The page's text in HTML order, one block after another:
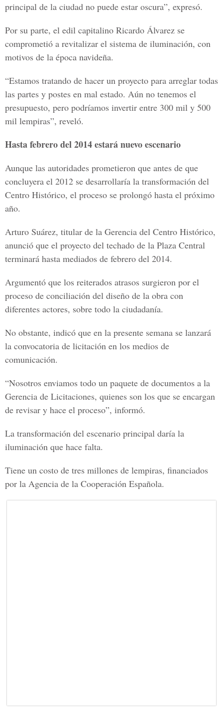
principal de la ciudad no puede estar oscura”, expresó.
Por su parte, el edil capitalino Ricardo Álvarez se
comprometió a revitalizar el sistema de iluminación, con
motivos de la época navideña.
“Estamos tratando de hacer un proyecto para arreglar todas
las partes y postes en mal estado. Aún no tenemos el
presupuesto, pero podríamos invertir entre 300 mil y 500
mil lempiras”, reveló.
Hasta febrero del 2014 estará nuevo escenario
Aunque las autoridades prometieron que antes de que
concluyera el 2012 se desarrollaría la transformación del
Centro Histórico, el proceso se prolongó hasta el próximo
año.
Arturo Suárez, titular de la Gerencia del Centro Histórico,
anunció que el proyecto del techado de la Plaza Central
terminará hasta mediados de febrero del 2014.
Argumentó que los reiterados atrasos surgieron por el
proceso de conciliación del diseño de la obra con
diferentes actores, sobre todo la ciudadanía.
No obstante, indicó que en la presente semana se lanzará
la convocatoria de licitación en los medios de
comunicación.
“Nosotros enviamos todo un paquete de documentos a la
Gerencia de Licitaciones, quienes son los que se encargan
de revisar y hace el proceso”, informó.
La transformación del escenario principal daría la
iluminación que hace falta.
Tiene un costo de tres millones de lempiras, financiados
por la Agencia de la Cooperación Española.